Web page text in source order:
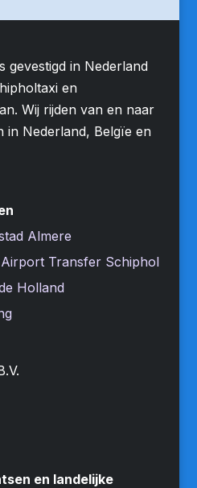
gevestigd in Nederland
en
Wij rijden van en naar
in Nederland, Belgïe en
Almere
Transfer Schiphol
Holland
en landelijke